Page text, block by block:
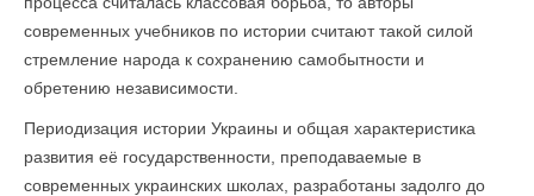
современных учебников по истории считают такой силой
стремление народа к сохранению самобытности и
обретению независимости.
Периодизация истории Украины и общая характеристика
развития её государственности, преподаваемые в
современных украинских школах, разработаны задолго до